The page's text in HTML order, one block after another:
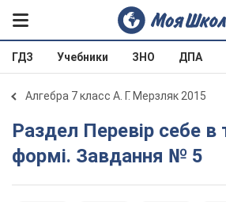
ГДЗ Учебники ЗНО ДПА
Алгебра 7 класс А. Г. Мерзляк 2015
Раздел Перевір себе в тестовій
формі. Завдання № 5